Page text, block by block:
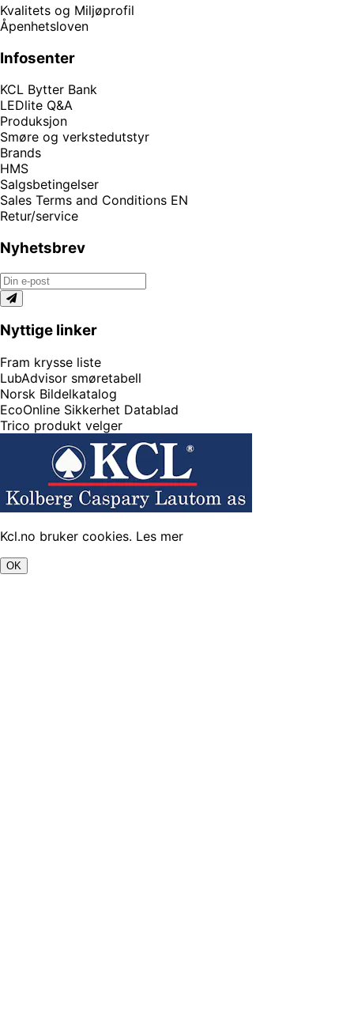
Kvalitets og Miljøprofil
Åpenhetsloven
Infosenter
KCL Bytter Bank
LEDlite Q&A
Produksjon
Smøre og verkstedutstyr
Brands
HMS
Salgsbetingelser
Sales Terms and Conditions EN
Retur/service
Nyhetsbrev
Nyttige linker
Fram krysse liste
LubAdvisor smøretabell
Norsk Bildelkatalog
EcoOnline Sikkerhet Datablad
Trico produkt velger
Kcl.no bruker cookies. Les mer
OK